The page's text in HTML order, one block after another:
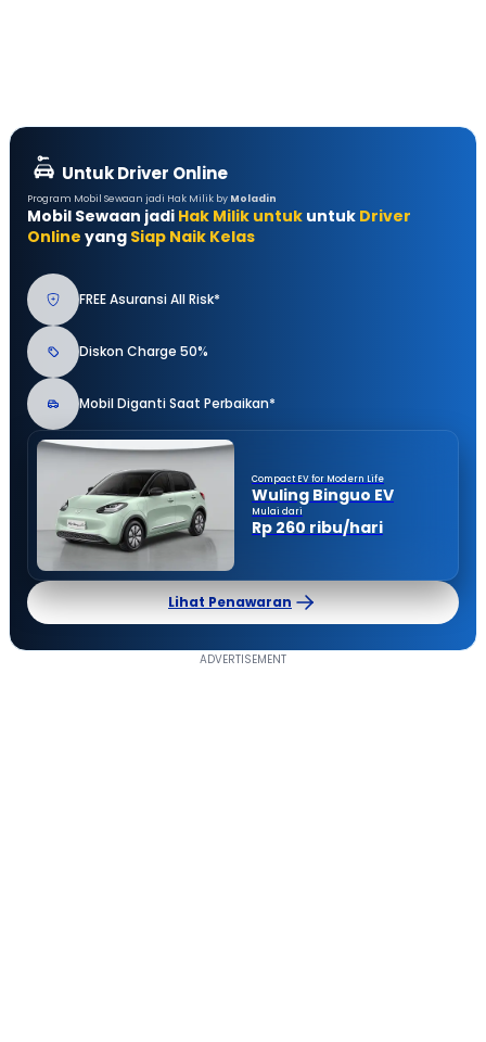
Untuk Driver Online
Program Mobil Sewaan jadi Hak Milik by Moladin
Mobil Sewaan jadi Hak Milik untuk untuk Driver
Online yang Siap Naik Kelas
FREE Asuransi All Risk*
Diskon Charge 50%
Mobil Diganti Saat Perbaikan*
Compact EV for Modern Life
Wuling Binguo EV
Mulai dari
Rp 260 ribu/hari
Lihat Penawaran